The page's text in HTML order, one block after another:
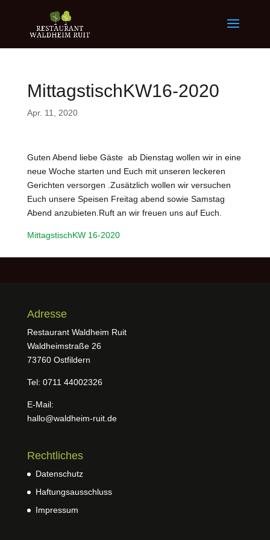
MittagstischKW16-2020
Apr. 11, 2020
Guten Abend liebe Gäste ab Dienstag wollen wir in eine
neue Woche starten und Euch mit unseren leckeren
Gerichten versorgen .Zusätzlich wollen wir versuchen
Euch unsere Speisen Freitag abend sowie Samstag
Abend anzubieten.Ruft an wir freuen uns auf Euch.
MittagstischKW 16-2020
Adresse
Restaurant Waldheim Ruit
Waldheimstraße 26
73760 Ostfildern
Tel: 0711 44002326
E-Mail:
hallo@waldheim-ruit.de
Rechtliches
Datenschutz
Haftungsausschluss
Impressum